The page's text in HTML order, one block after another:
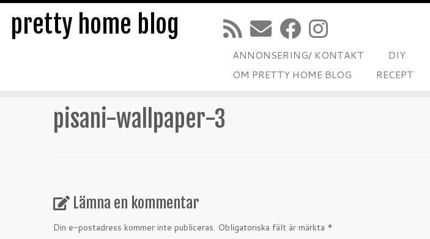
pretty home blog
ANNONSERING/ KONTAKT DIY
OM PRETTY HOME BLOG
RECEPT
pisani-wallpaper-3
Lämna en kommentar
Din e-postadress kommer inte publiceras. Obligatoriska fält är märkta *